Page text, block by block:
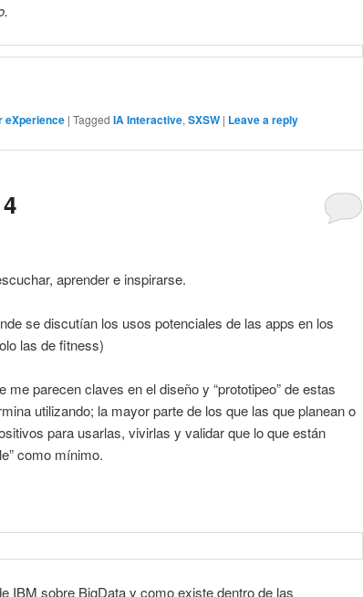
eXperience | Tagged IA Interactive, SXSW | Leave a reply
aprender e inspirarse.
se discutían los usos potenciales de las apps en los
las de fitness)
me parecen claves en el diseño y “prototipeo” de estas
utilizando; la mayor parte de los que las que planean o
para usarlas, vivirlas y validar que lo que están
como mínimo.
IBM sobre BigData y como existe dentro de las